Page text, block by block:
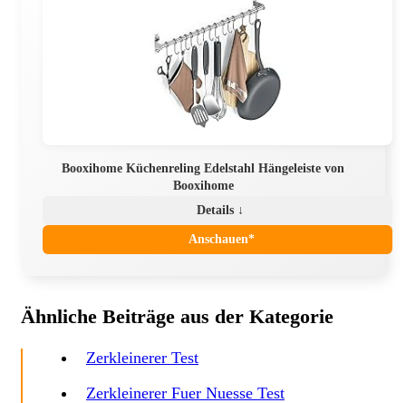
Booxihome Küchenreling Edelstahl Hängeleiste von
Booxihome
Details ↓
Anschauen*
Ähnliche Beiträge aus der Kategorie
Zerkleinerer Test
Zerkleinerer Fuer Nuesse Test